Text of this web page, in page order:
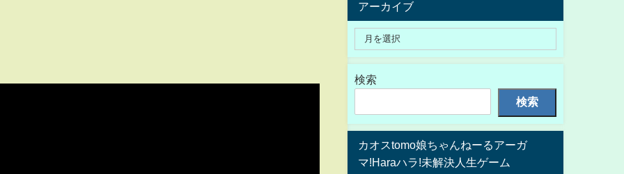
アーカイブ
検索
検索
カオスtomo娘ちゃんねーるアーガ
マ!Haraハラ!未解決人生ゲーム